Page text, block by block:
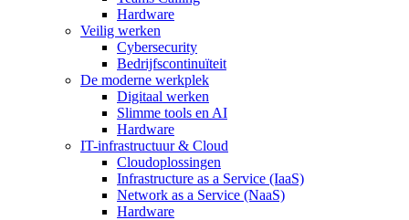
Hardware
Veilig werken
Cybersecurity
Bedrijfscontinuïteit
De moderne werkplek
Digitaal werken
Slimme tools en AI
Hardware
IT-infrastructuur & Cloud
Cloudoplossingen
Infrastructure as a Service (IaaS)
Network as a Service (NaaS)
Hardware